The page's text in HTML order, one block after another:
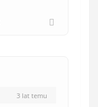
3 lat temu